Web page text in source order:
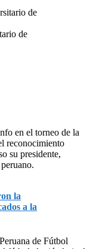
de
en el torneo de la
reconocimiento
su presidente,
la
a la
de Fútbol